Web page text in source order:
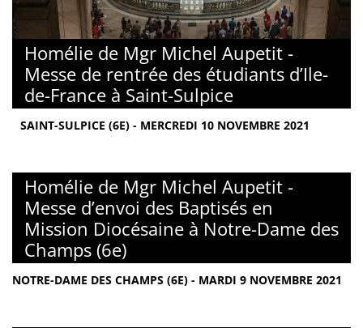
Homélie de Mgr Michel Aupetit -
Messe de rentrée des étudiants d’Ile-
de-France à Saint-Sulpice
SAINT-SULPICE (6E) - MERCREDI 10 NOVEMBRE 2021
Homélie de Mgr Michel Aupetit -
Messe d’envoi des Baptisés en
Mission Diocésaine à Notre-Dame des
Champs (6e)
NOTRE-DAME DES CHAMPS (6E) - MARDI 9 NOVEMBRE 2021